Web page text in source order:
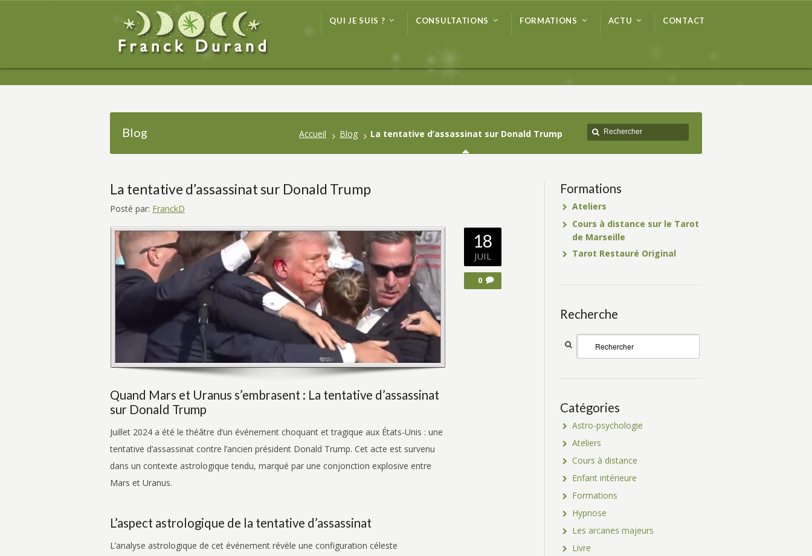
Blog Accueil Blog La tentative d’assassinat sur Donald Trump
La tentative d’assassinat sur Donald Trump
Posté par: FranckD
Quand Mars et Uranus s’embrasent : La tentative d’assassinat
sur Donald Trump
Juillet 2024 a été le théâtre d’un événement choquant et tragique aux États-Unis : une
tentative d’assassinat contre l’ancien président Donald Trump. Cet acte est survenu
dans un contexte astrologique tendu, marqué par une conjonction explosive entre
Mars et Uranus.
L’aspect astrologique de la tentative d’assassinat
L’analyse astrologique de cet événement révèle une configuration céleste
18
JUIL
0
Formations
Ateliers
Cours à distance sur le Tarot
de Marseille
Tarot Restauré Original
Recherche
Catégories
Astro-psychologie
Ateliers
Cours à distance
Enfant intérieure
Formations
Hypnose
Les arcanes majeurs
Livre
QUI JE SUIS ? CONSULTATIONS FORMATIONS ACTU CONTACT